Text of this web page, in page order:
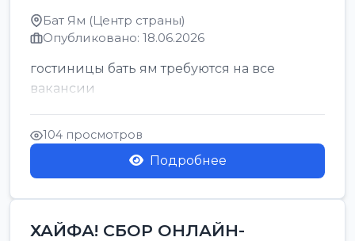
Бат Ям (Центр страны)
Опубликовано: 18.06.2026
гостиницы бать ям требуются на все
вакансии
104 просмотров
Подробнее
ХАЙФА! СБОР ОНЛАЙН-